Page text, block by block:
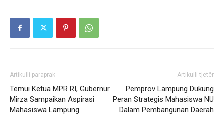
Artikulli paraprak
Temui Ketua MPR RI, Gubernur
Mirza Sampaikan Aspirasi
Mahasiswa Lampung
Artikulli tjetër
Pemprov Lampung Dukung
Peran Strategis Mahasiswa NU
Dalam Pembangunan Daerah